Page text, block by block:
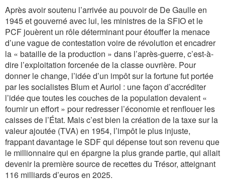
Après avoir soutenu l’arrivée au pouvoir de De Gaulle en
1945 et gouverné avec lui, les ministres de la SFIO et le
PCF jouèrent un rôle déterminant pour étouffer la menace
d’une vague de contestation voire de révolution et encadrer
la « bataille de la production » dans l’après-guerre, c’est-à-
dire l’exploitation forcenée de la classe ouvrière. Pour
donner le change, l’idée d’un impôt sur la fortune fut portée
par les socialistes Blum et Auriol : une façon d’accréditer
l’idée que toutes les couches de la population devaient «
fournir un effort » pour redresser l’économie et renflouer les
caisses de l’État. Mais c’est bien la création de la taxe sur la
valeur ajoutée (TVA) en 1954, l’impôt le plus injuste,
frappant davantage le SDF qui dépense tout son revenu que
le millionnaire qui en épargne la plus grande partie, qui allait
devenir la première source de recettes du Trésor, atteignant
116 milliards d’euros en 2025.